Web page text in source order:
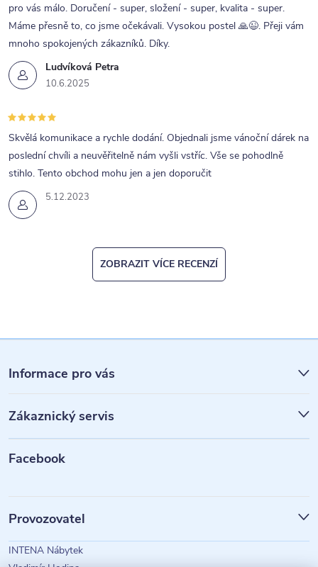
Ludvíková Petra
10.6.2025
pro vás málo. Doručení - super, složení - super, kvalita - super.
Máme přesně to, co jsme očekávali. Vysokou postel 🙏😉. Přeji vám
mnoho spokojených zákazníků. Díky.
5.12.2023
Skvělá komunikace a rychle dodání. Objednali jsme vánoční dárek na
poslední chvíli a neuvěřitelně nám vyšli vstříc. Vše se pohodlně
stihlo. Tento obchod mohu jen a jen doporučit
ZOBRAZIT VÍCE RECENZÍ
á
p
a
Informace pro vás
Zákaznický servis
Facebook
Provozovatel
INTENA Nábytek